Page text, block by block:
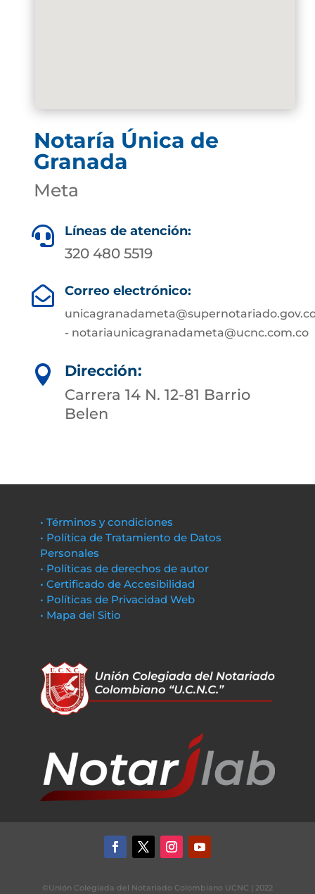
Notaría Única de
Granada
Meta
 Líneas de atención:
320 480 5519
 Correo electrónico:
- notariaunicagranadameta@ucnc.com.co

Dirección:
Carrera 14 N. 12-81 Barrio
Belen
• Términos y condiciones
• Política de Tratamiento de Datos
Personales
• Políticas de derechos de autor
• Certificado de Accesibilidad
• Políticas de Privacidad Web
• Mapa del Sitio
©Unión Colegiada del Notariado Colombiano UCNC | 2022